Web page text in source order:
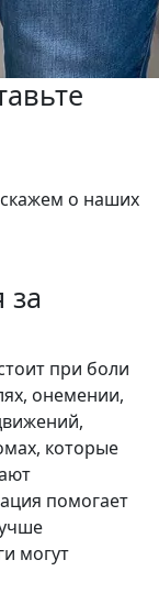
о наших
за
при боли
онемении,
которые
помогает
могут